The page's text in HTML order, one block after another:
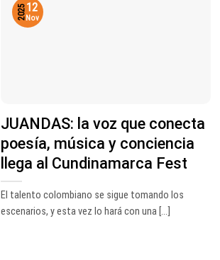
JUANDAS: la voz que conecta
poesía, música y conciencia
llega al Cundinamarca Fest
El talento colombiano se sigue tomando los
escenarios, y esta vez lo hará con una [...]
12
Nov
2025